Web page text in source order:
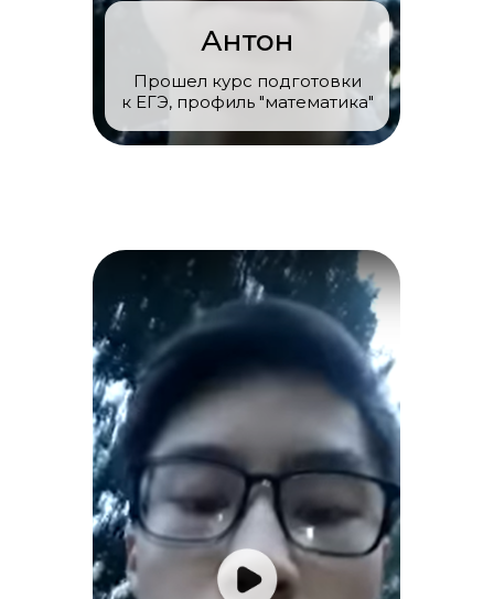
Антон
Прошел курс подготовки
к ЕГЭ, профиль "математика"